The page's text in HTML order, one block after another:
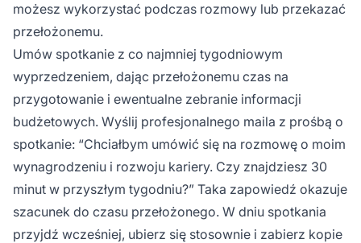
możesz wykorzystać podczas rozmowy lub przekazać
przełożonemu.
Umów spotkanie z co najmniej tygodniowym
wyprzedzeniem, dając przełożonemu czas na
przygotowanie i ewentualne zebranie informacji
budżetowych. Wyślij profesjonalnego maila z prośbą o
spotkanie: “Chciałbym umówić się na rozmowę o moim
wynagrodzeniu i rozwoju kariery. Czy znajdziesz 30
minut w przyszłym tygodniu?” Taka zapowiedź okazuje
szacunek do czasu przełożonego. W dniu spotkania
przyjdź wcześniej, ubierz się stosownie i zabierz kopie